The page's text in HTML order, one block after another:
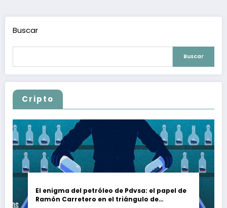
Buscar
Buscar
Cripto
El enigma del petróleo de Pdvsa: el papel de
Ramón Carretero en el triángulo de